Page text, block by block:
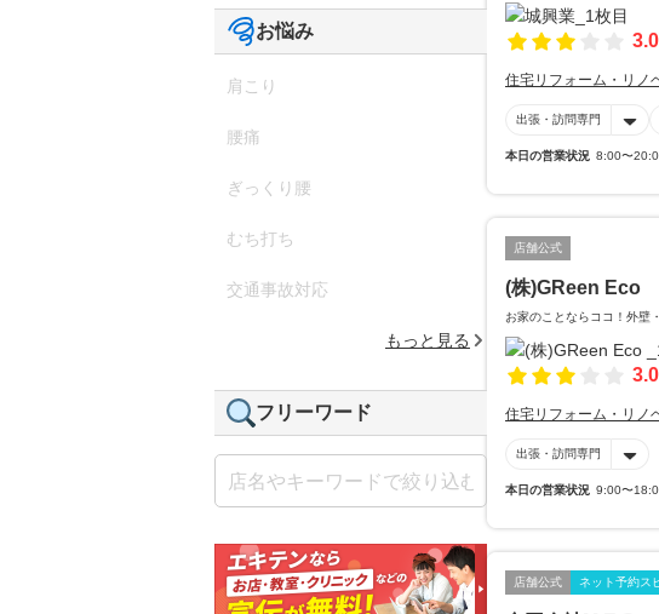
住宅リフォーム・リノ
出張・訪問専門
本日の営業状況 8:00〜
店舗公式
(株)GReen Eco
お家のことならココ！外壁
住宅リフォーム・リノ
出張・訪問専門
本日の営業状況 9:00〜
店舗公式 ネット予約ス
お悩み
肩こり
腰痛
ぎっくり腰
むち打ち
交通事故対応
もっと見る
フリーワード